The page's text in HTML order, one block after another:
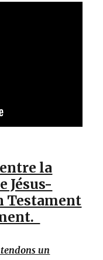
la
Jésus-
Testament
un